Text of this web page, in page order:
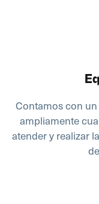
Contamos con
ampliamente
atender y realizar